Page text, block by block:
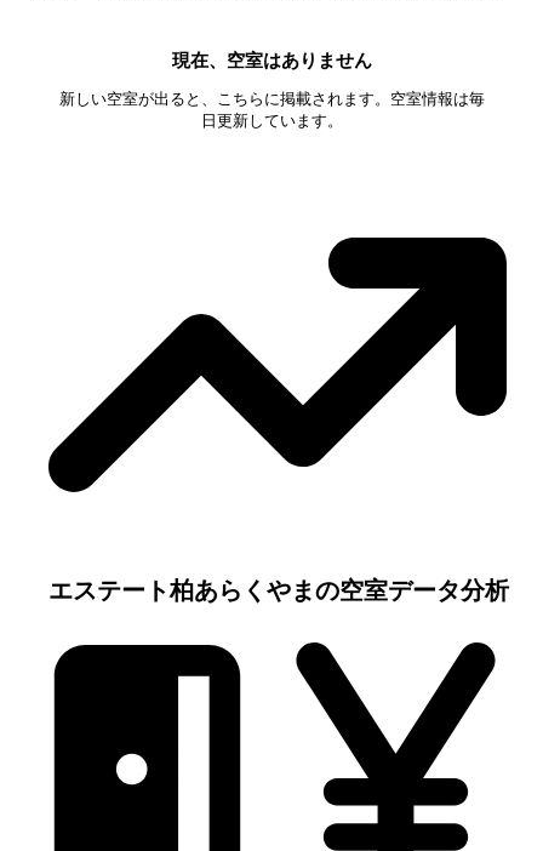
現在、空室はありません
新しい空室が出ると、こちらに掲載されます。空室情報は毎
日更新しています。
エステート柏あらくやまの空室データ分析